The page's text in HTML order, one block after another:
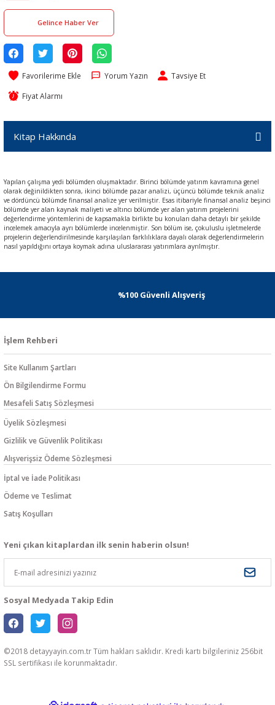
Gelince Haber Ver
Yorum Yazın Tavsiye Et
Fiyat Alarmı
Kitap Hakkında
Yapılan çalışma yedi bölümden oluşmaktadır. Birinci bölümde yatırım kavramına genel
olarak değinildikten sonra, ikinci bölümde pazar analizi, üçüncü bölümde teknik analiz
ve dördüncü bölümde finansal analize yer verilmiştir. Esas itibariyle finansal analiz beşinci
bölümde yer alan kaynak maliyeti ve altıncı bölümde yer alan yatırım projelerini
değerlendirme yöntemlerini de kapsamakla birlikte bu konuları daha detaylı bir şekilde
incelemek amacıyla ayrı bölümlerde incelenmiştir. Son bölüm ise, çokuluslu işletmelerde
projelerin değerlendirilmesinde karşılaşılan farklılıklara dayalı olarak değerlendirmelerin
nasıl yapıldığını ortaya koymak adına uluslararası yatırımlara ayrılmıştır.
%100 Güvenli Alışveriş
İşlem Rehberi
Site Kullanım Şartları
Ön Bilgilendirme Formu
Mesafeli Satış Sözleşmesi
Üyelik Sözleşmesi
Gizlilik ve Güvenlik Politikası
Alışverişsiz Ödeme Sözleşmesi
İptal ve İade Politikası
Ödeme ve Teslimat
Satış Koşulları
Yeni çıkan kitaplardan ilk senin haberin olsun!
Sosyal Medyada Takip Edin
©2018 detayyayin.com.tr Tüm hakları saklıdır. Kredi kartı bilgileriniz 256bit
SSL sertifikası ile korunmaktadır.